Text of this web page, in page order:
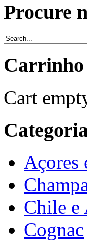
Procure
Carrinho
Cart
Açores
Chile e
Cognac